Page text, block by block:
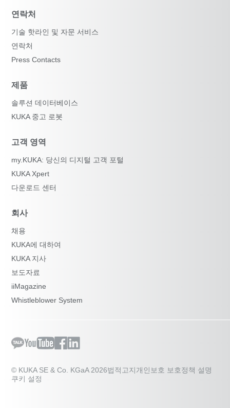
연락처
기술 핫라인 및 자문 서비스
연락처
Press Contacts
제품
솔루션 데이터베이스
KUKA 중고 로봇
고객 영역
my.KUKA: 당신의 디지털 고객 포털
KUKA Xpert
다운로드 센터
회사
채용
KUKA에 대하여
KUKA 지사
보도자료
iiMagazine
Whistleblower System
© KUKA SE & Co. KGaA 2026법적고지개인보호 보호정책 설명
쿠키 설정